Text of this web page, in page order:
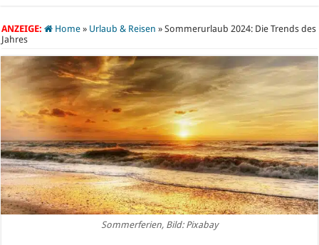
ANZEIGE: Home » Urlaub & Reisen » Sommerurlaub 2024: Die Trends des
Jahres
Sommerferien, Bild: Pixabay